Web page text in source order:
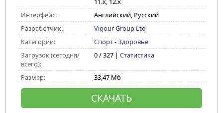
Интерфейс:
Английский, Русский
Разработчик:
Vigour Group Ltd
Категории:
Спорт-Здоровье
Загрузок (сегодня/
всего):
0 / 327 | Статистика
Размер: 33,47 Мб
СКАЧАТЬ